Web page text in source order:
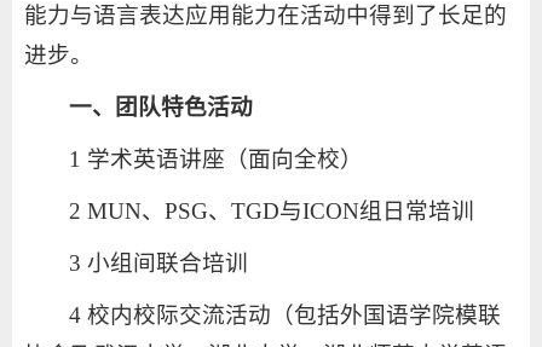
能力与语言表达应用能力在活动中得到了长足的
进步。
一、团队特色活动
1 学术英语讲座（面向全校）
2 MUN、PSG、TGD与ICON组日常培训
3 小组间联合培训
4 校内校际交流活动（包括外国语学院模联